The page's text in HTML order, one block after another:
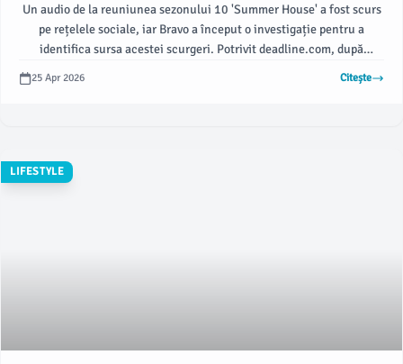
Un audio de la reuniunea sezonului 10 'Summer House' a fost scurs
pe rețelele sociale, iar Bravo a început o investigație pentru a
identifica sursa acestei scurgeri. Potrivit deadline.com, după
filmarea mult așteptatei reuniuni, un fragment dintr-un schimb de
replici între Ciara Miller, Westling Wilson și Amanda Batula a fost
25 Apr 2026 Citește
LIFESTYLE